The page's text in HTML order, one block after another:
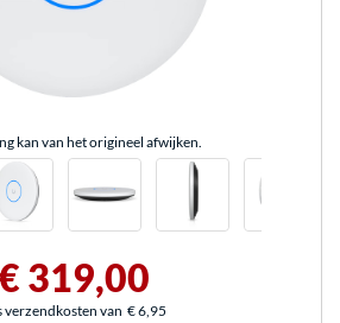
kan van het origineel afwijken.
319,00
verzendkosten van € 6,95